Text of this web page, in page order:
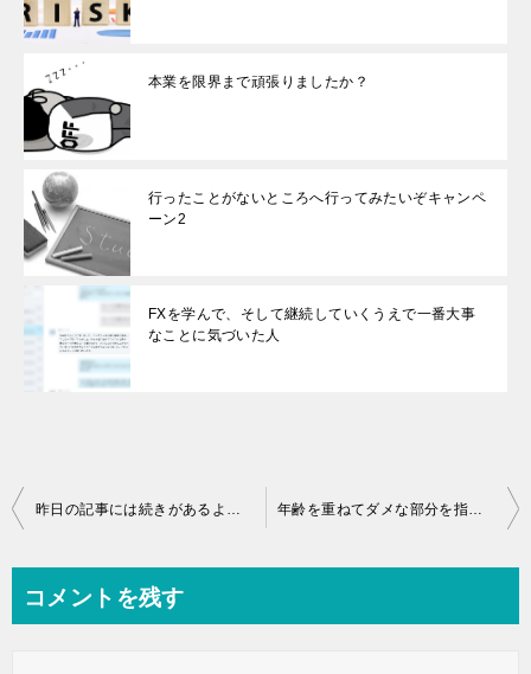
本業を限界まで頑張りましたか？
行ったことがないところへ行ってみたいぞキャンペ
ーン2
FXを学んで、そして継続していくうえで一番大事
なことに気づいた人
投
ビ
コメントを残す